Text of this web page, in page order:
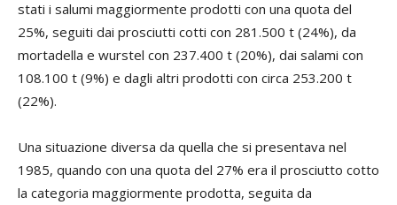
stati i salumi maggiormente prodotti con una quota del
25%, seguiti dai prosciutti cotti con 281.500 t (24%), da
mortadella e wurstel con 237.400 t (20%), dai salami con
108.100 t (9%) e dagli altri prodotti con circa 253.200 t
(22%).
Una situazione diversa da quella che si presentava nel
1985, quando con una quota del 27% era il prosciutto cotto
la categoria maggiormente prodotta, seguita da